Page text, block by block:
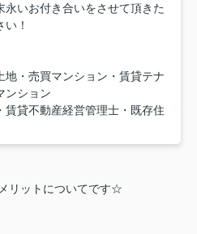
いお付き合いをさせて頂きた
！
・売買マンション・賃貸テナ
ンション
貸不動産経営管理士・既存住
リットについてです☆